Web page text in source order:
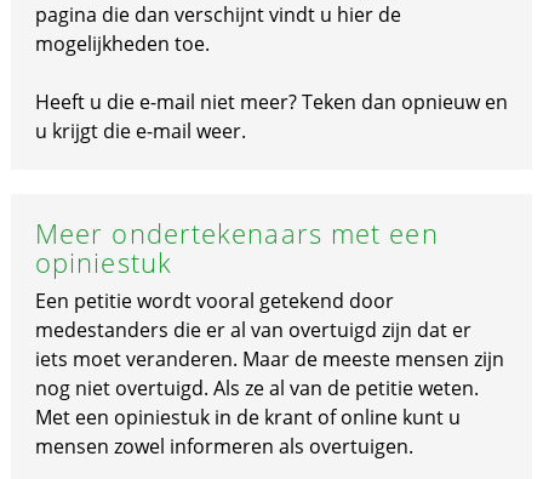
pagina die dan verschijnt vindt u hier de
mogelijkheden toe.
Heeft u die e-mail niet meer? Teken dan opnieuw en
u krijgt die e-mail weer.
Meer ondertekenaars met een
opiniestuk
Een petitie wordt vooral getekend door
medestanders die er al van overtuigd zijn dat er
iets moet veranderen. Maar de meeste mensen zijn
nog niet overtuigd. Als ze al van de petitie weten.
Met een opiniestuk in de krant of online kunt u
mensen zowel informeren als overtuigen.